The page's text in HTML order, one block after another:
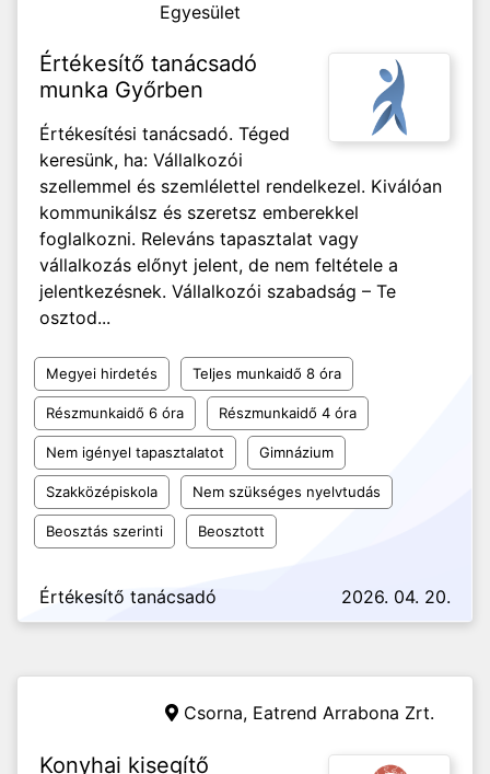
Egyesület
Értékesítő tanácsadó
munka Győrben
Értékesítési tanácsadó. Téged
keresünk, ha: Vállalkozói
szellemmel és szemlélettel rendelkezel. Kiválóan
kommunikálsz és szeretsz emberekkel
foglalkozni. Releváns tapasztalat vagy
vállalkozás előnyt jelent, de nem feltétele a
jelentkezésnek. Vállalkozói szabadság – Te
osztod...
Megyei hirdetés Teljes munkaidő 8 óra
Részmunkaidő 6 óra Részmunkaidő 4 óra
Nem igényel tapasztalatot Gimnázium
Szakközépiskola Nem szükséges nyelvtudás
Beosztás szerinti Beosztott
Értékesítő tanácsadó 2026. 04. 20.
Csorna, Eatrend Arrabona Zrt.
Konyhai kisegítő